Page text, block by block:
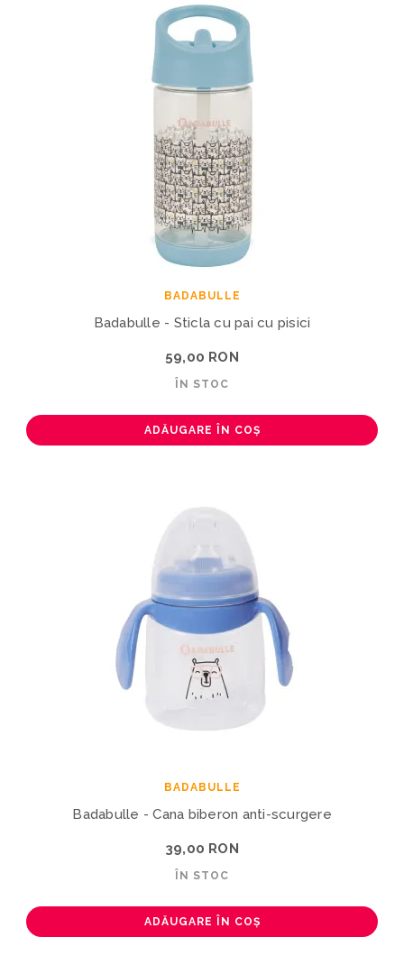
BADABULLE
Badabulle - Sticla cu pai cu pisici
59,00 RON
ÎN STOC
ADĂUGARE ÎN COȘ
BADABULLE
Badabulle - Cana biberon anti-scurgere
39,00 RON
ÎN STOC
ADĂUGARE ÎN COȘ